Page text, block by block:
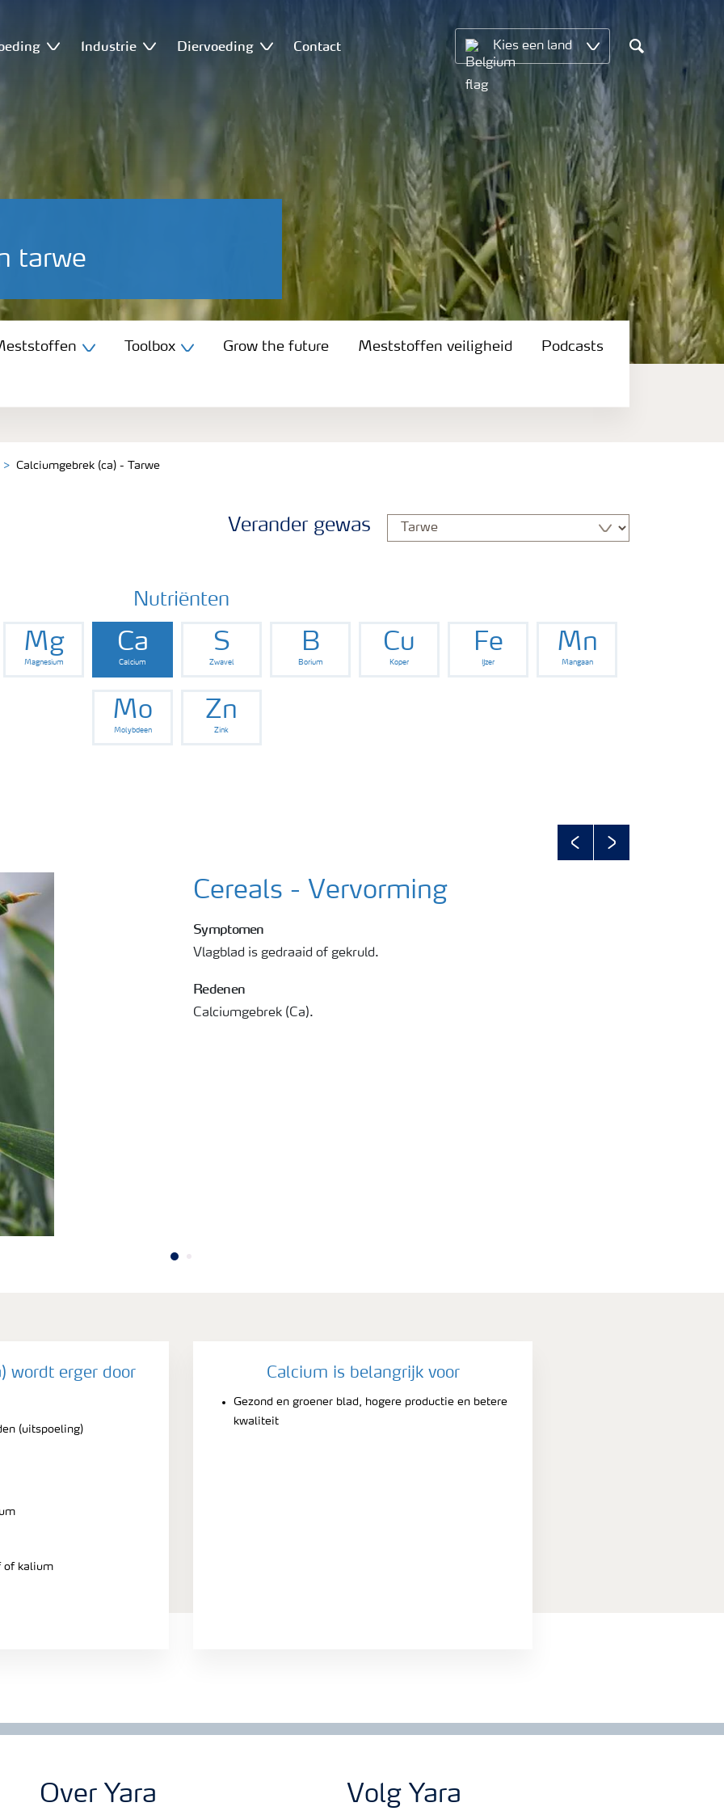
Industrie Diervoeding Contact Kies een land
Search
tarwe
Toolbox Grow the future Meststoffen veiligheid Podcasts
Calciumgebrek (ca) - Tarwe
Verander gewas
Nutriënten
Mg
Magnesium
Ca
Calcium
S
Zwavel
B
Borium
Cu
Koper
Fe
IJzer
Mn
Mangaan
Mo
Molybdeen
Zn
Zink
PreviousNext
Cereals - Vervorming
Symptomen
Vlagblad is gedraaid of gekruld.
Redenen
Calciumgebrek (Ca).
wordt erger door
(uitspoeling)
of kalium
Calcium is belangrijk voor
Gezond en groener blad, hogere productie en betere
kwaliteit
Over Yara Volg Yara